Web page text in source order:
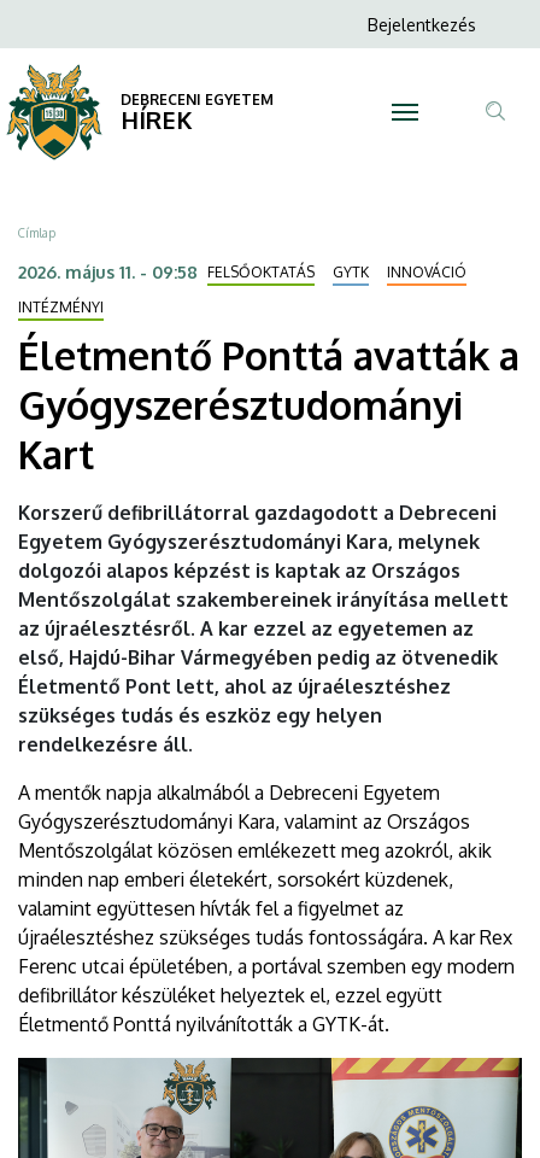
Ponttá
avatták
Gyógyszerésztudományi
Kart
DEBRECENI
EGYETEM
a
tartalomra
Anonim
menüje
Bejelentkezés
DEBRECENI EGYETEM
HÍREK
Morzsa
Címlap
2026. május 11. - 09:58 FELSŐOKTATÁS GYTK
INNOVÁCIÓ
INTÉZMÉNYI
Életmentő Ponttá avatták a
Gyógyszerésztudományi
Kart
Korszerű defibrillátorral gazdagodott a Debreceni
Egyetem Gyógyszerésztudományi Kara, melynek
dolgozói alapos képzést is kaptak az Országos
Mentőszolgálat szakembereinek irányítása mellett
az újraélesztésről. A kar ezzel az egyetemen az
első, Hajdú-Bihar Vármegyében pedig az ötvenedik
Életmentő Pont lett, ahol az újraélesztéshez
szükséges tudás és eszköz egy helyen
rendelkezésre áll.
A mentők napja alkalmából a Debreceni Egyetem
Gyógyszerésztudományi Kara, valamint az Országos
Mentőszolgálat közösen emlékezett meg azokról, akik
minden nap emberi életekért, sorsokért küzdenek,
valamint együttesen hívták fel a figyelmet az
újraélesztéshez szükséges tudás fontosságára. A kar Rex
Ferenc utcai épületében, a portával szemben egy modern
defibrillátor készüléket helyeztek el, ezzel együtt
Életmentő Ponttá nyilvánították a GYTK-át.